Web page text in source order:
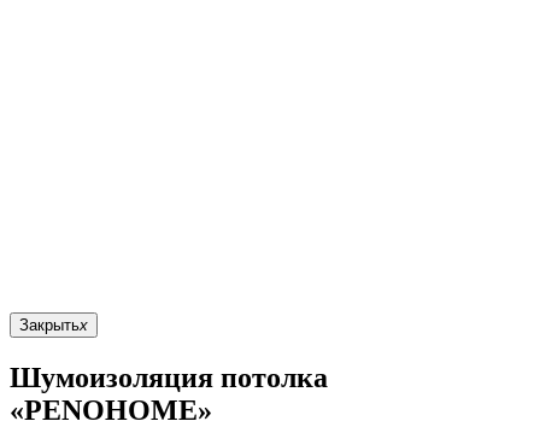
Закрытьx
Шумоизоляция потолка
«PENOHOME»